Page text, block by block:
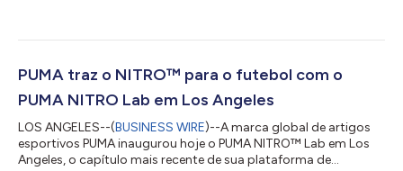
Pettrow , que venceu o Revezamento Misto com a Austrália pelo
com o tempo épico de 50:19. O momento de ouro de Pettrow
veio após um quarto lugar com sua parceir...
PUMA traz o NITRO™ para o futebol com o
PUMA NITRO Lab em Los Angeles
LOS ANGELES--(BUSINESS WIRE)--A marca global de artigos
esportivos PUMA inaugurou hoje o PUMA NITRO™ Lab em Los
Angeles, o capítulo mais recente de sua plataforma de